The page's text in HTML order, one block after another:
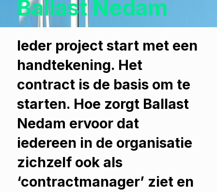
Ballast Nedam
Ieder project start met een
handtekening. Het
contract is de basis om te
starten. Hoe zorgt Ballast
Nedam ervoor dat
iedereen in de organisatie
zichzelf ook als
‘contractmanager’ ziet en